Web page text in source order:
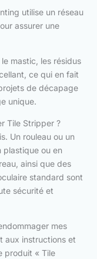
utilise un réseau
assurer une
mastic, les résidus
ce qui en fait
de décapage
unique.
Tile Stripper ?
Un rouleau ou un
plastique ou en
ainsi que des
standard sont
sécurité et
mes
aux instructions et
produit « Tile